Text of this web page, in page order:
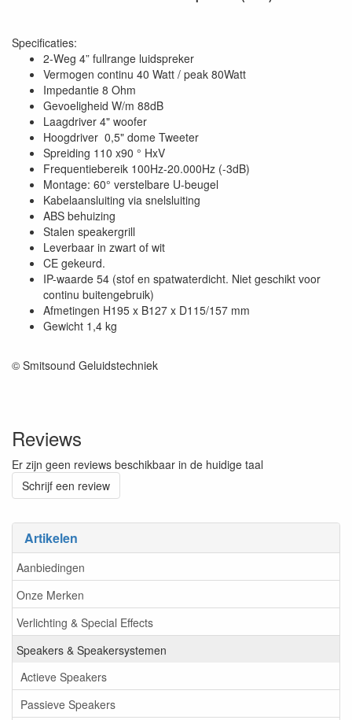
Artikelen
Aanbiedingen
Onze Merken
Verlichting & Special Effects
Speakers & Speakersystemen
Actieve Speakers
Passieve Speakers
Specificaties:
2-Weg 4” fullrange luidspreker
Vermogen continu 40 Watt / peak 80Watt
Impedantie 8 Ohm
Gevoeligheid W/m 88dB
Laagdriver 4" woofer
Hoogdriver 0,5" dome Tweeter
Spreiding 110 x90 ° HxV
Frequentiebereik 100Hz-20.000Hz (-3dB)
Montage: 60° verstelbare U-beugel
Kabelaansluiting via snelsluiting
ABS behuizing
Stalen speakergrill
Leverbaar in zwart of wit
CE gekeurd.
IP-waarde 54 (stof en spatwaterdicht. Niet geschikt voor
continu buitengebruik)
Afmetingen H195 x B127 x D115/157 mm
Gewicht 1,4 kg
© Smitsound Geluidstechniek
Reviews
Er zijn geen reviews beschikbaar in de huidige taal
Schrijf een review